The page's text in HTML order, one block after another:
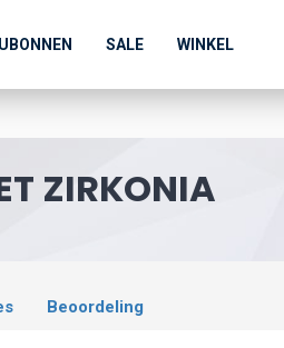
SALE WINKEL
ZIRKONIA
Beoordeling